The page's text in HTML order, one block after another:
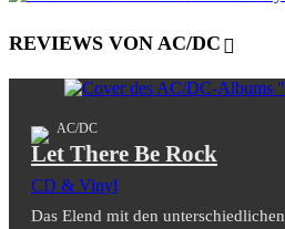
REVIEWS VON AC/DC
AC/DC
Let There Be Rock
CD & Vinyl
Das Elend mit den unterschiedlichen